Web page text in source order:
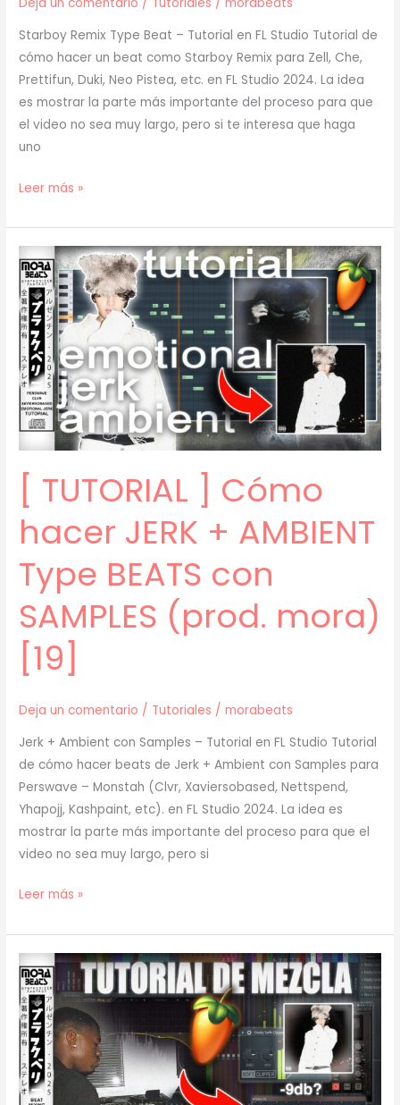
Deja un comentario / Tutoriales /morabeats
Starboy Remix Type Beat – Tutorial en FL Studio Tutorial de
cómo hacer un beat como Starboy Remix para Zell, Che,
Prettifun, Duki, Neo Pistea, etc. en FL Studio 2024. La idea
es mostrar la parte más importante del proceso para que
el video no sea muy largo, pero si te interesa que haga
uno
[
]
Cómo
Hacer
un
BEAT
como
STARBOY
REMIX
(Zell,
Che,
Prettifun)
(prod.
mora)
[20]
Leer más »
[ TUTORIAL ] Cómo
hacer JERK + AMBIENT
Type BEATS con
SAMPLES (prod. mora)
[19]
Deja un comentario / Tutoriales /morabeats
Jerk + Ambient con Samples – Tutorial en FL Studio Tutorial
de cómo hacer beats de Jerk + Ambient con Samples para
Perswave – Monstah (Clvr, Xaviersobased, Nettspend,
Yhapojj, Kashpaint, etc). en FL Studio 2024. La idea es
mostrar la parte más importante del proceso para que el
video no sea muy largo, pero si
[
]
Cómo
hacer
JERK
+
AMBIENT
Type
BEATS
Leer más »